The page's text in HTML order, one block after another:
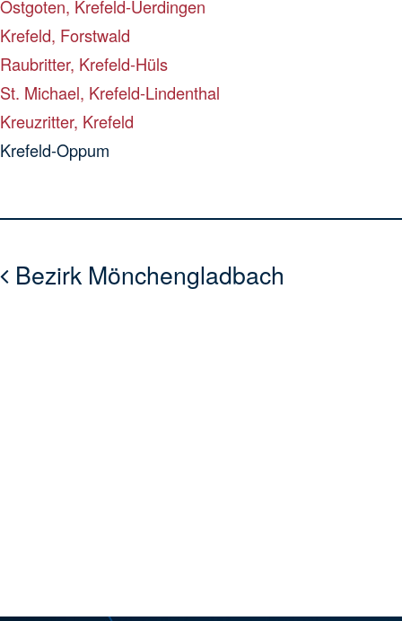
Ostgoten, Krefeld-Uerdingen
Krefeld, Forstwald
Raubritter, Krefeld-Hüls
St. Michael, Krefeld-Lindenthal
Kreuzritter, Krefeld
Krefeld-Oppum
Bezirk Mönchengladbach